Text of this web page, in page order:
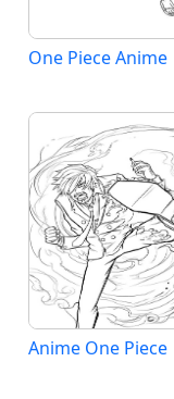
One Piece Anime
Anime One Piece